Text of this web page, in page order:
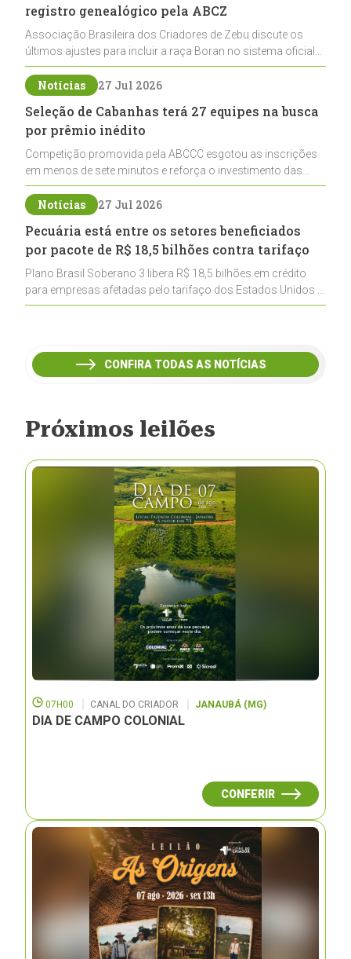
registro genealógico pela ABCZ
Associação Brasileira dos Criadores de Zebu discute os
últimos ajustes para incluir a raça Boran no sistema oficial
de registros, abrindo caminho para sua expansão na
pecuária nacional
Notícias 27 Jul 2026
Seleção de Cabanhas terá 27 equipes na busca
por prêmio inédito
Competição promovida pela ABCCC esgotou as inscrições
em menos de sete minutos e reforça o investimento das
cabanhas na seleção genética de Cavalos Crioulos voltados
ao laço
Notícias 27 Jul 2026
Pecuária está entre os setores beneficiados
por pacote de R$ 18,5 bilhões contra tarifaço
Plano Brasil Soberano 3 libera R$ 18,5 bilhões em crédito
para empresas afetadas pelo tarifaço dos Estados Unidos e
inclui a pecuária entre os setores estratégicos
CONFIRA TODAS AS NOTÍCIAS
Próximos leilões
07H00 CANAL DO CRIADOR JANAUBÁ (MG)
DIA DE CAMPO COLONIAL
CONFERIR